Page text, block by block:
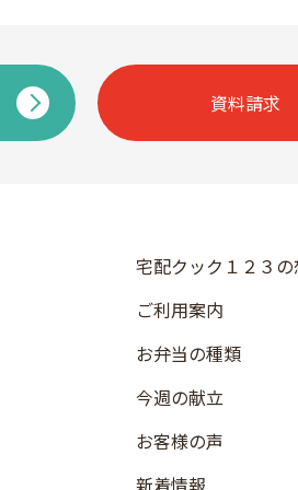
資料請求
宅配クック１２３の
ご利用案内
お弁当の種類
今週の献立
お客様の声